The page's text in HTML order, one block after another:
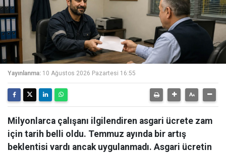
Yayınlanma: 10 Ağustos 2026 Pazartesi 16:55
Milyonlarca çalışanı ilgilendiren asgari ücrete zam
için tarih belli oldu. Temmuz ayında bir artış
beklentisi vardı ancak uygulanmadı. Asgari ücretin